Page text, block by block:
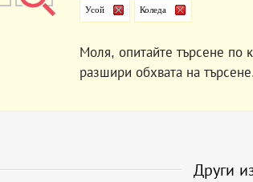
Усой Коледа
Моля, опитайте търсене по
разшири обхвата на
Други